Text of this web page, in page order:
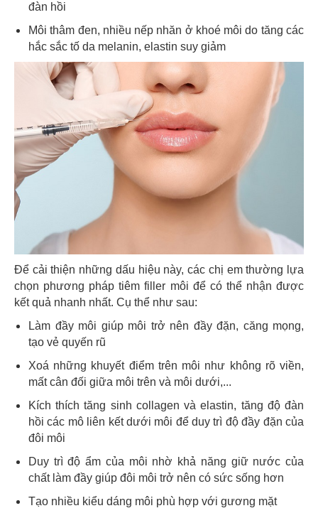
đàn hồi
Môi thâm đen, nhiều nếp nhăn ở khoé môi do tăng các
hắc sắc tố da melanin, elastin suy giảm
Để cải thiện những dấu hiệu này, các chị em thường lựa
chọn phương pháp tiêm filler môi để có thể nhận được
kết quả nhanh nhất. Cụ thể như sau:
Làm đầy môi giúp môi trở nên đầy đặn, căng mọng,
tạo vẻ quyến rũ
Xoá những khuyết điểm trên môi như không rõ viền,
mất cân đối giữa môi trên và môi dưới,...
Kích thích tăng sinh collagen và elastin, tăng độ đàn
hồi các mô liên kết dưới môi để duy trì độ đầy đặn của
đôi môi
Duy trì độ ẩm của môi nhờ khả năng giữ nước của
chất làm đầy giúp đôi môi trở nên có sức sống hơn
Tạo nhiều kiểu dáng môi phù hợp với gương mặt